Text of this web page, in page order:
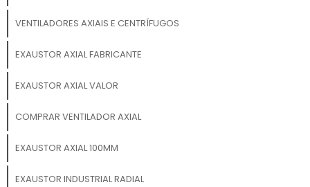
VENTILADORES AXIAIS E CENTRÍFUGOS
EXAUSTOR AXIAL FABRICANTE
EXAUSTOR AXIAL VALOR
COMPRAR VENTILADOR AXIAL
EXAUSTOR AXIAL 100MM
EXAUSTOR INDUSTRIAL RADIAL